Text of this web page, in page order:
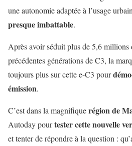
une autonomie adaptée à l’usage
presque imbattable.
Après avoir séduit plus de 5,6 millions
précédentes générations de C3, la
toujours plus sur cette e-C3 pour
émission.
C’est dans la magnifiquerégion de
Autoday pourtester cette nouvelle
et tenter de répondre à la question :